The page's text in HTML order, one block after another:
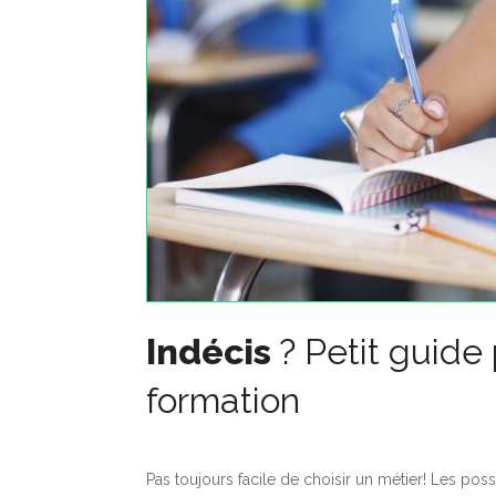
CONSTRUCTION
21
Indécis ? Petit guide
formation
Pas toujours facile de choisir un métier! Les